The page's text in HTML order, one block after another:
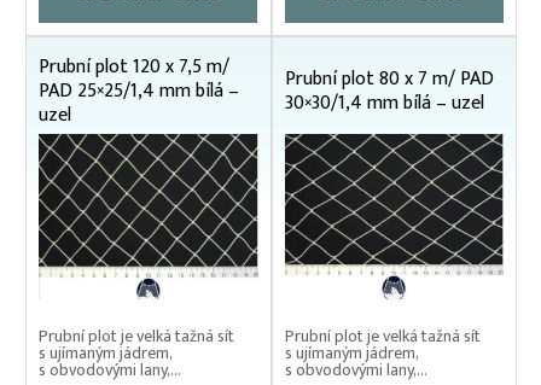
Prubní plot 120 x 7,5 m/
PAD 25×25/1,4 mm bílá –
uzel
Prubní plot je velká tažná sít
s ujímaným jádrem,
s obvodovými lany,...
Prubní plot 80 x 7 m/ PAD
30×30/1,4 mm bílá – uzel
Prubní plot je velká tažná sít
s ujímaným jádrem,
s obvodovými lany,...